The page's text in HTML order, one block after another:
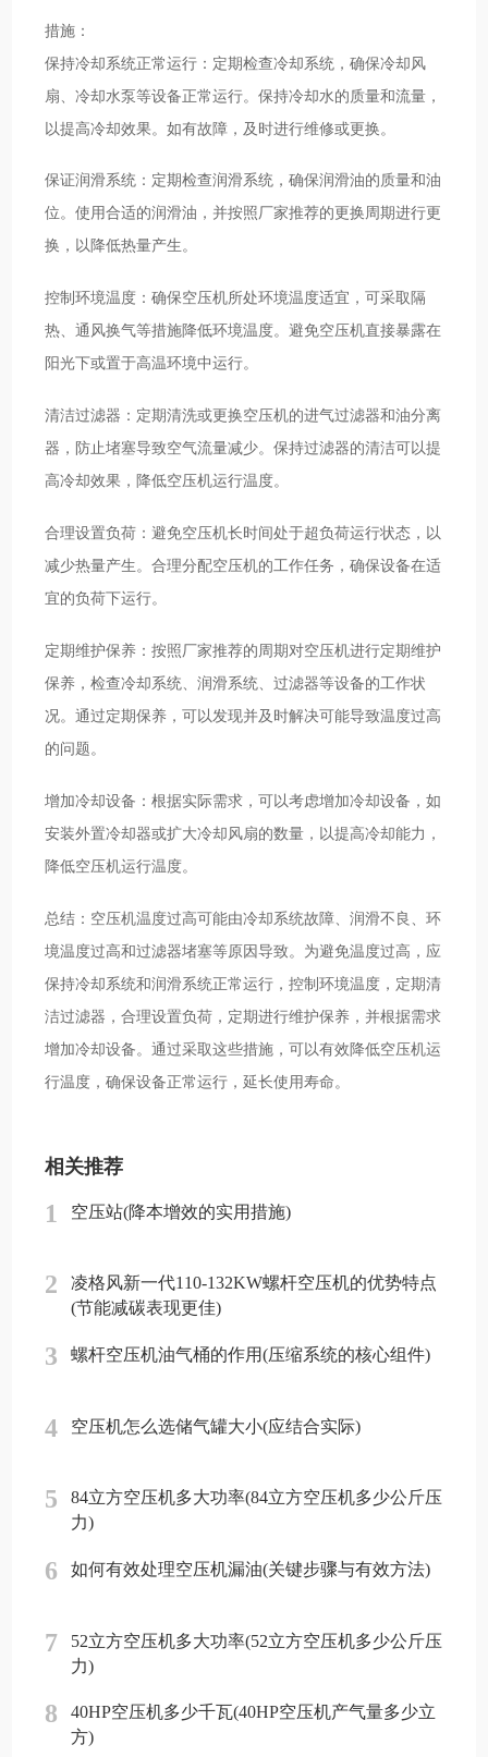
措施：
保持冷却系统正常运行：定期检查冷却系统，确保冷却风
扇、冷却水泵等设备正常运行。保持冷却水的质量和流量，
以提高冷却效果。如有故障，及时进行维修或更换。
保证润滑系统：定期检查润滑系统，确保润滑油的质量和油
位。使用合适的润滑油，并按照厂家推荐的更换周期进行更
换，以降低热量产生。
控制环境温度：确保空压机所处环境温度适宜，可采取隔
热、通风换气等措施降低环境温度。避免空压机直接暴露在
阳光下或置于高温环境中运行。
清洁过滤器：定期清洗或更换空压机的进气过滤器和油分离
器，防止堵塞导致空气流量减少。保持过滤器的清洁可以提
高冷却效果，降低空压机运行温度。
合理设置负荷：避免空压机长时间处于超负荷运行状态，以
减少热量产生。合理分配空压机的工作任务，确保设备在适
宜的负荷下运行。
定期维护保养：按照厂家推荐的周期对空压机进行定期维护
保养，检查冷却系统、润滑系统、过滤器等设备的工作状
况。通过定期保养，可以发现并及时解决可能导致温度过高
的问题。
增加冷却设备：根据实际需求，可以考虑增加冷却设备，如
安装外置冷却器或扩大冷却风扇的数量，以提高冷却能力，
降低空压机运行温度。
总结：空压机温度过高可能由冷却系统故障、润滑不良、环
境温度过高和过滤器堵塞等原因导致。为避免温度过高，应
保持冷却系统和润滑系统正常运行，控制环境温度，定期清
洁过滤器，合理设置负荷，定期进行维护保养，并根据需求
增加冷却设备。通过采取这些措施，可以有效降低空压机运
行温度，确保设备正常运行，延长使用寿命。
相关推荐
1 空压站(降本增效的实用措施)
2
凌格风新一代110-132KW螺杆空压机的优势特点
(节能减碳表现更佳)
3 螺杆空压机油气桶的作用(压缩系统的核心组件)
4 空压机怎么选储气罐大小(应结合实际)
5
84立方空压机多大功率(84立方空压机多少公斤压
力)
6 如何有效处理空压机漏油(关键步骤与有效方法)
7
52立方空压机多大功率(52立方空压机多少公斤压
力)
8
40HP空压机多少千瓦(40HP空压机产气量多少立
方)